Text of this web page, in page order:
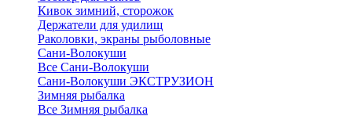
Кивок зимний, сторожок
Держатели для удилищ
Раколовки, экраны рыболовные
Сани-Волокуши
Все Сани-Волокуши
Сани-Волокуши ЭКСТРУЗИОН
Зимняя рыбалка
Все Зимняя рыбалка